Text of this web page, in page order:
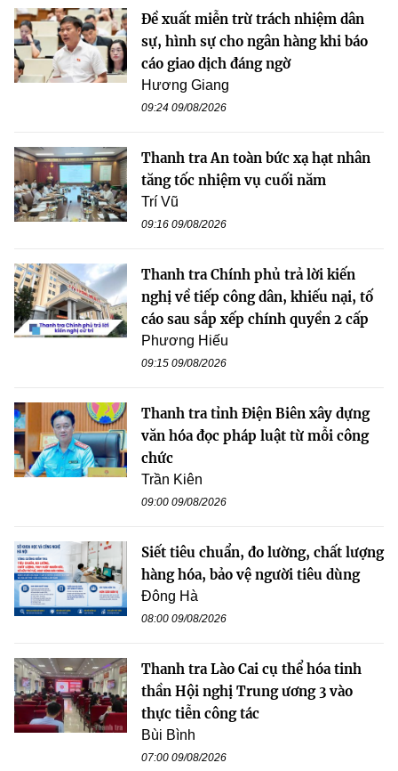
Đề xuất miễn trừ trách nhiệm dân
sự, hình sự cho ngân hàng khi báo
cáo giao dịch đáng ngờ
Hương Giang
09:24 09/08/2026
Thanh tra An toàn bức xạ hạt nhân
tăng tốc nhiệm vụ cuối năm
Trí Vũ
09:16 09/08/2026
Thanh tra Chính phủ trả lời kiến
nghị về tiếp công dân, khiếu nại, tố
cáo sau sắp xếp chính quyền 2 cấp
Phương Hiếu
09:15 09/08/2026
Thanh tra tỉnh Điện Biên xây dựng
văn hóa đọc pháp luật từ mỗi công
chức
Trần Kiên
09:00 09/08/2026
Siết tiêu chuẩn, đo lường, chất lượng
hàng hóa, bảo vệ người tiêu dùng
Đông Hà
08:00 09/08/2026
Thanh tra Lào Cai cụ thể hóa tinh
thần Hội nghị Trung ương 3 vào
thực tiễn công tác
Bùi Bình
07:00 09/08/2026